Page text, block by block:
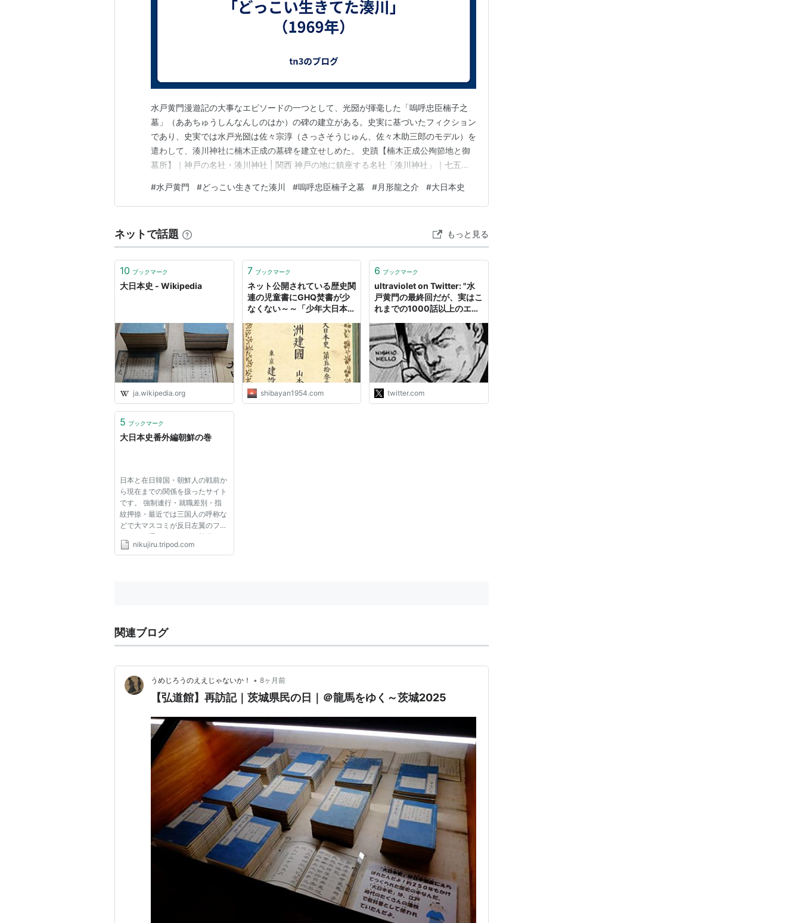
仁徳天皇
履中天皇
反正天皇
允恭天皇
卷第五 本紀五
安康天皇
雄略天皇
清寧天皇
卷第六 本紀六
武烈天皇
宣化天皇
敏達天皇
用明天皇
崇峻天皇
卷第八 本紀八
推古天皇
舒明天皇
孝徳天皇
天智天皇
弘文天皇 大友皇子
卷十一 本紀十一
天武天皇
卷十二 本紀十二
持統天皇
卷十三 本紀十三
卷十六 本紀十六
聖武天皇
卷十八 本紀十八
淳仁天皇淡路廢帝
稱徳天皇
卷二十 本紀二十
光仁天皇
卷廿一 本紀廿一
桓武天皇
卷廿二 本紀廿二
平城天皇
卷廿三 本紀廿三
嵯峨天皇
卷廿四 本紀廿四
淳和天皇
水戸黄門漫遊記の大事なエピソードの一つとして、光圀が揮毫した「嗚呼忠臣楠子之
墓」（ああちゅうしんなんしのはか）の碑の建立がある。史実に基づいたフィクション
であり、史実では水戸光圀は佐々宗淳（さっさそうじゅん、佐々木助三郎のモデル）を
遣わして、湊川神社に楠木正成の墓碑を建立せしめた。 史蹟【楠木正成公殉節地と御
墓所】｜神戸の名社・湊川神社 | 関西 神戸の地に鎮座する名社「湊川神社」｜七五
子甚八（佐藤蛾次郎）に漬物石を探す手伝いをさせられているうちに、草叢で偶然、埋
もれていた楠木正成の墓を見付けてしまう。光圀（東野英治…
#水戸黄門 #どっこい生きてた湊川 #嗚呼忠臣楠子之墓 #月形龍之介 #大日本史
ネットで話題 もっと見る
10 ブックマーク
大日本史 - Wikipedia
ja.wikipedia.org
7 ブックマーク
ネット公開されている歴史関
連の児童書にGHQ焚書が少
なくない～～「少年大日本
shibayan1954.com
6 ブックマーク
ultraviolet on Twitter: "水
戸黄門の最終回だが、実はこ
れまでの1000話以上のエピ
士から枕を借りて昼寝してい
た間に見た夢」で、目が覚め
ても大日本史は書きあがって
いなかった、という夢オチで
はどうだろう"
twitter.com
5 ブックマーク
大日本史番外編朝鮮の巻
日本と在日韓国・朝鮮人の戦前か
ら現在までの関係を扱ったサイト
です。 強制連行・就職差別・指
紋押捺・最近では三国人の呼称な
どで大マスコミが反日左翼のフィ
ルターを通してこれらを報道して
きたため我々一般人は日本側に一
nikujiru.tripod.com
関連ブログ
うめじろうのええじゃないか！ • 8ヶ月前
【弘道館】再訪記｜茨城県民の日｜＠龍馬をゆく～茨城2025